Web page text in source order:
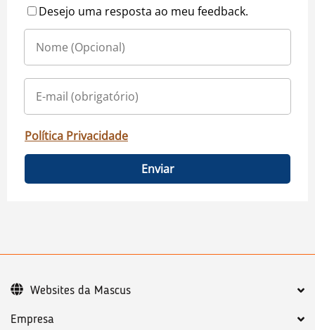
Desejo uma resposta ao meu feedback.
Política Privacidade
Enviar
Empresa
Websites da Mascus